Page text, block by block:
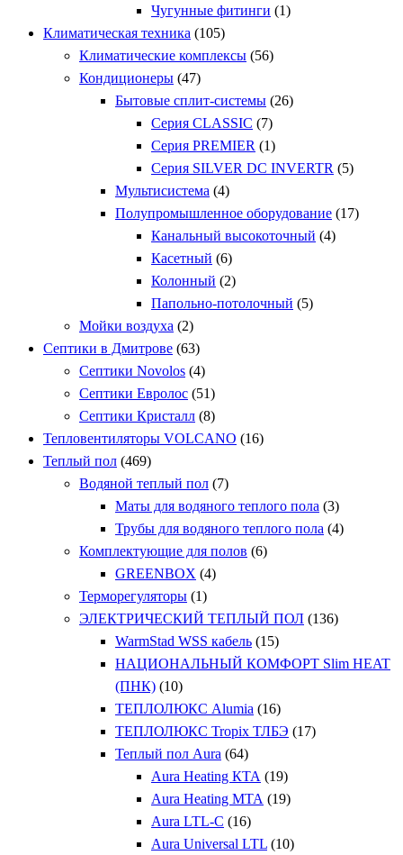
Чугунные фитинги (1)
Климатическая техника (105)
Климатические комплексы (56)
Кондиционеры (47)
Бытовые сплит-системы (26)
Серия CLASSIC (7)
Серия PREMIER (1)
Серия SILVER DC INVERTR (5)
Мультисистема (4)
Полупромышленное оборудование (17)
Канальный высокоточный (4)
Касетный (6)
Колонный (2)
Папольно-потолочный (5)
Мойки воздуха (2)
Септики в Дмитрове (63)
Септики Novolos (4)
Септики Евролос (51)
Септики Кристалл (8)
Тепловентиляторы VOLCANO (16)
Теплый пол (469)
Водяной теплый пол (7)
Маты для водяного теплого пола (3)
Трубы для водяного теплого пола (4)
Комплектующие для полов (6)
GREENBOX (4)
Терморегуляторы (1)
ЭЛЕКТРИЧЕСКИЙ ТЕПЛЫЙ ПОЛ (136)
WarmStad WSS кабель (15)
НАЦИОНАЛЬНЫЙ КОМФОРТ Slim HEAT
(ПНК) (10)
ТЕПЛОЛЮКС Alumia (16)
ТЕПЛОЛЮКС Tropix ТЛБЭ (17)
Теплый пол Aura (64)
Aura Heating КТА (19)
Aura Heating МТА (19)
Aura LTL-C (16)
Aura Universal LTL (10)